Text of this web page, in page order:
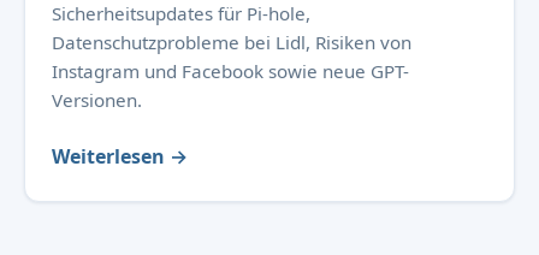
Sicherheitsupdates für Pi-hole,
Datenschutzprobleme bei Lidl, Risiken von
Instagram und Facebook sowie neue GPT-
Versionen.
Weiterlesen →